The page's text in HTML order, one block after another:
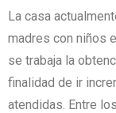
La casa
madres con niños
se trabaja la
finalidad de ir
atendidas. Entre